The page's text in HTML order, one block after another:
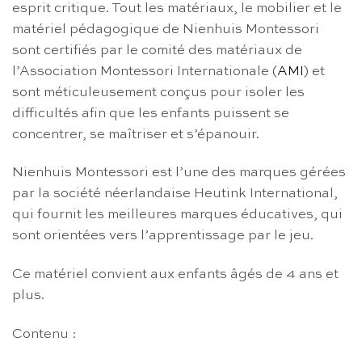
esprit critique. Tout les matériaux, le mobilier et le
matériel pédagogique de Nienhuis Montessori
sont certifiés par le comité des matériaux de
l’Association Montessori Internationale (AMI ) et
sont méticuleusement conçus pour isoler les
difficultés afin que les enfants puissent se
concentrer, se maîtriser et s’épanouir.
Nienhuis Montessori est l’une des marques gérées
par la société néerlandaise Heutink International,
qui fournit les meilleures marques éducatives, qui
sont orientées vers l’apprentissage par le jeu.
Ce matériel convient aux enfants âgés de 4 ans et
plus.
Contenu :